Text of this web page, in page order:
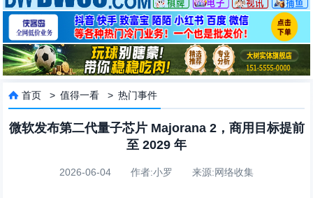
 首页 >值得一看 >热门事件
微软发布第二代量子芯片 Majorana 2，商用目标提前
至 2029 年
2026-06-04 作者:小罗 来源:网络收集